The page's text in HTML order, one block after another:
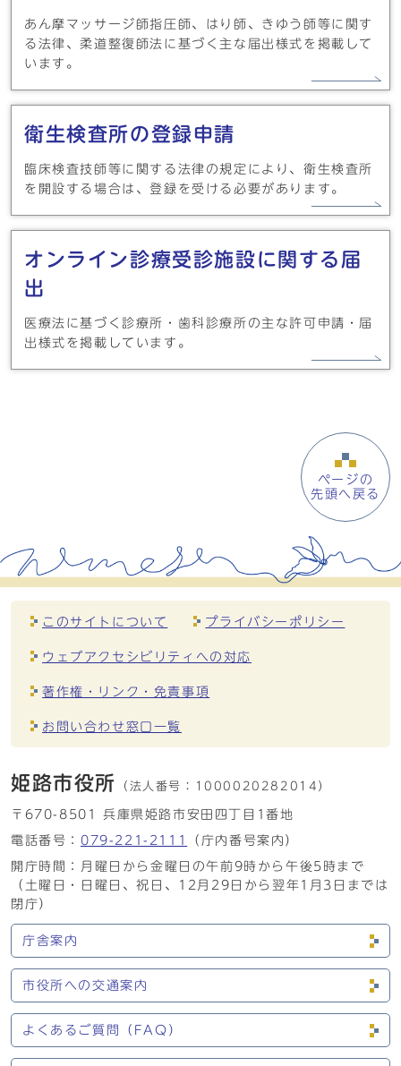
あん摩マッサージ師指圧師、はり師、きゆう師等に関す
る法律、柔道整復師法に基づく主な届出様式を掲載して
います。
衛生検査所の登録申請
臨床検査技師等に関する法律の規定により、衛生検査所
を開設する場合は、登録を受ける必要があります。
オンライン診療受診施設に関する届
出
医療法に基づく診療所・歯科診療所の主な許可申請・届
出様式を掲載しています。
ページの
先頭へ戻る
このサイトについて プライバシーポリシー
ウェブアクセシビリティへの対応
著作権・リンク・免責事項
お問い合わせ窓口一覧
姫路市役所 （法人番号： 1000020282014）
〒670-8501 兵庫県姫路市安田四丁目1番地
電話番号： 079-221-2111
（庁内番号案内）
開庁時間：月曜日から金曜日の午前9時から午後5時まで
（土曜日・日曜日、祝日、12月29日から翌年1月3日までは
閉庁）
庁舎案内
市役所への交通案内
よくあるご質問（FAQ）